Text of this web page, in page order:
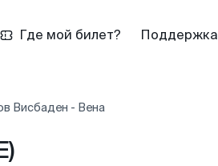
Где мой билет? Поддержка
Висбаден - Вена